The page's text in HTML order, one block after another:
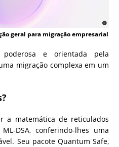
geral para migração empresarial
e orientada pela
migração complexa em um
a matemática de reticulados
DSA, conferindo-lhes uma
Seu pacote Quantum Safe,